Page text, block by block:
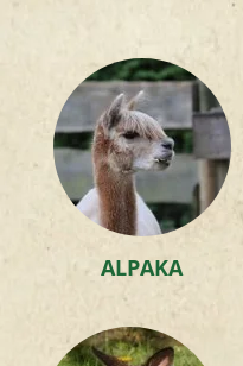
ALPAKA